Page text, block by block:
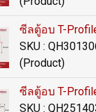
ซีลตู้อบ T-
SKU :
(Product)
ซีลตู้อบ T-
SKU :